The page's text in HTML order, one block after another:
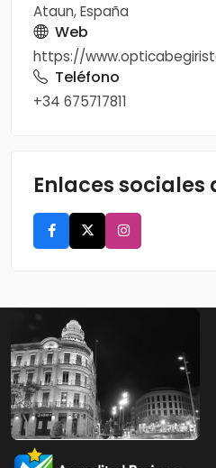
Ataun, España
Web
https://
Teléfono
+34 675717811
Enlaces sociales